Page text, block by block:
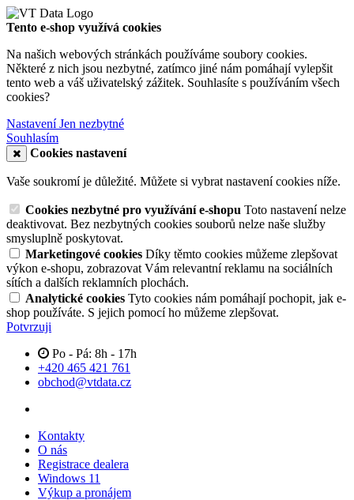
Tento e-shop využívá cookies
Na našich webových stránkách používáme soubory cookies.
Některé z nich jsou nezbytné, zatímco jiné nám pomáhají vylepšit
tento web a váš uživatelský zážitek. Souhlasíte s používáním všech
cookies?
NastaveníJen nezbytné
Souhlasím
Cookies nastavení
Vaše soukromí je důležité. Můžete si vybrat nastavení cookies níže.
Cookies nezbytné pro využívání e-shopu Toto nastavení nelze
deaktivovat. Bez nezbytných cookies souborů nelze naše služby
smysluplně poskytovat.
Marketingové cookies Díky těmto cookies můžeme zlepšovat
výkon e-shopu, zobrazovat Vám relevantní reklamu na sociálních
sítích a dalších reklamních plochách.
Analytické cookies Tyto cookies nám pomáhají pochopit, jak e-
shop používáte. S jejich pomocí ho můžeme zlepšovat.
Potvrzuji
Po - Pá: 8h - 17h
+420 465 421 761
obchod@vtdata.cz
Kontakty
O nás
Registrace dealera
Windows 11
Výkup a pronájem